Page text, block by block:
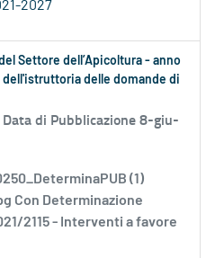
2027
Settore dell’Apicoltura - anno
delle domande di
Data di Pubblicazione 8-giu-
(1)
Con Determinazione
2115 - Interventi a favore